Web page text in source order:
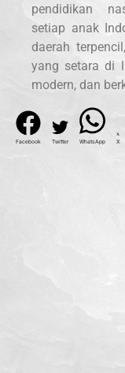
pendidikan
setiap anak
daerah
yang setara di
modern, dan
Facebook Twitter WhatsApp X